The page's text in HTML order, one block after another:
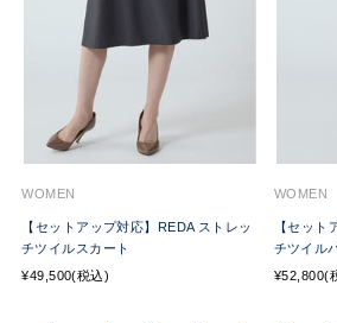
WOMEN
【セットアップ対応】REDA ストレッ
チツイルスカート
¥49,500(税込)
WOMEN
【セット
チツイル
¥52,800(